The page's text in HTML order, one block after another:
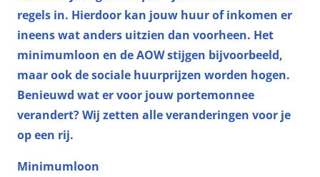
regels in. Hierdoor kan jouw huur of inkomen er
ineens wat anders uitzien dan voorheen. Het
minimumloon en de AOW stijgen bijvoorbeeld,
maar ook de sociale huurprijzen worden hogen.
Benieuwd wat er voor jouw portemonnee
verandert? Wij zetten alle veranderingen voor je
op een rij.
Minimumloon